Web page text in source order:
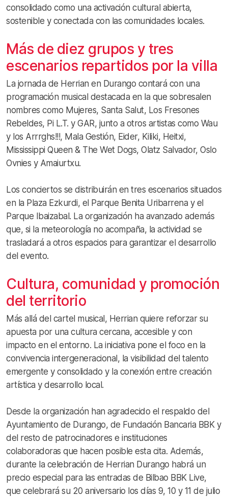
consolidado como una activación cultural abierta,
sostenible y conectada con las comunidades locales.
Más de diez grupos y tres
escenarios repartidos por la villa
La jornada de Herrian en Durango contará con una
programación musical destacada en la que sobresalen
nombres como Mujeres, Santa Salut, Los Fresones
Rebeldes, Pi L.T. y GAR, junto a otros artistas como Wau
y los Arrrghs!!!, Mala Gestión, Eider, Kiliki, Heitxi,
Mississippi Queen & The Wet Dogs, Olatz Salvador, Oslo
Ovnies y Amaiurtxu.
Los conciertos se distribuirán en tres escenarios situados
en la Plaza Ezkurdi, el Parque Benita Uribarrena y el
Parque Ibaizabal. La organización ha avanzado además
que, si la meteorología no acompaña, la actividad se
trasladará a otros espacios para garantizar el desarrollo
del evento.
Cultura, comunidad y promoción
del territorio
Más allá del cartel musical, Herrian quiere reforzar su
apuesta por una cultura cercana, accesible y con
impacto en el entorno. La iniciativa pone el foco en la
convivencia intergeneracional, la visibilidad del talento
emergente y consolidado y la conexión entre creación
artística y desarrollo local.
Desde la organización han agradecido el respaldo del
Ayuntamiento de Durango, de Fundación Bancaria BBK y
del resto de patrocinadores e instituciones
colaboradoras que hacen posible esta cita. Además,
durante la celebración de Herrian Durango habrá un
precio especial para las entradas de Bilbao BBK Live,
que celebrará su 20 aniversario los días 9, 10 y 11 de julio